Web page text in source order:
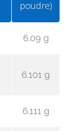
poudre)
6.09 g
6.101 g
6.111 g